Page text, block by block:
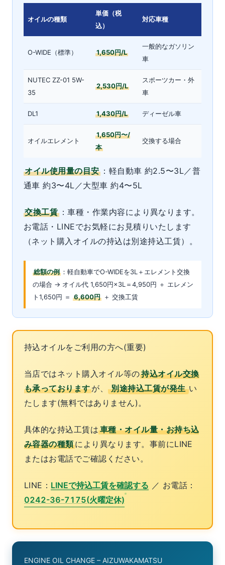
オイルの種類
単価（税
込）
対応車種
O-WIDE（標準） 1,650円/L
一般的なガソリン
車
NUTEC ZZ-01 5W-
35
2,530円/L
スポーツカー・外
車
DL1 1,430円/L ディーゼル車
オイルエレメント
1,650円〜/
本
交換する場合
オイル使用量の目安 ：軽自動車 約2.5〜3L／普
通車 約3〜4L／大型車 約4〜5L
交換工賃：車種・作業内容により異なります。
お電話・LINEでお気軽にお見積りいたします
（ネット購入オイルの持込は別途持込工賃）。
総額の例：軽自動車でO-WIDEを3L＋エレメント交換
の場合 → オイル代 1,650円×3L＝4,950円 ＋ エレメン
ト1,650円 ＝ 6,600円＋ 交換工賃
持込オイルをご利用の方へ(重要)
当店ではネット購入オイル等の持込オイル交換
も承っておりますが、 別途持込工賃が発生 い
たします(無料ではありません)。
具体的な持込工賃は車種・オイル量・お持ち込
み容器の種類により異なります。事前にLINE
またはお電話でご確認ください。
LINE： LINEで持込工賃を確認する ／ お電話：
0242-36-7175(火曜定休)
ENGINE OIL CHANGE – AIZUWAKAMATSU